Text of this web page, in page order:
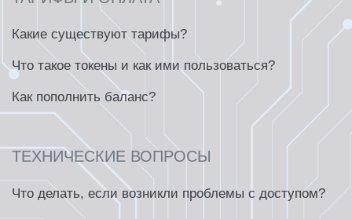
Нажимая кнопку вы даете согласие на обработку персональных
данных на данном сайте
ОТПРАВИТЬ СООБЩЕНИЕ